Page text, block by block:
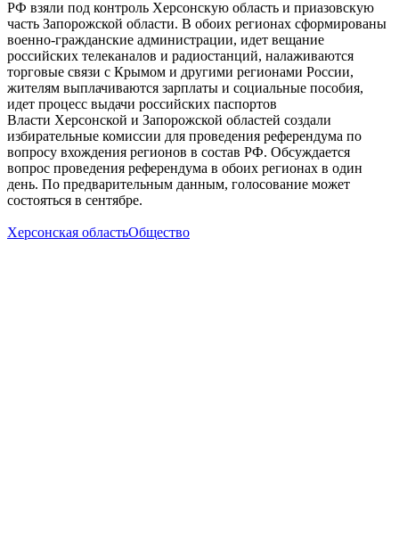
РФ взяли под контроль Херсонскую область и приазовскую
часть Запорожской области. В обоих регионах сформированы
военно-гражданские администрации, идет вещание
российских телеканалов и радиостанций, налаживаются
торговые связи с Крымом и другими регионами России,
жителям выплачиваются зарплаты и социальные пособия,
идет процесс выдачи российских паспортов
Власти Херсонской и Запорожской областей создали
избирательные комиссии для проведения референдума по
вопросу вхождения регионов в состав РФ. Обсуждается
вопрос проведения референдума в обоих регионах в один
день. По предварительным данным, голосование может
состояться в сентябре.
Херсонская областьОбщество